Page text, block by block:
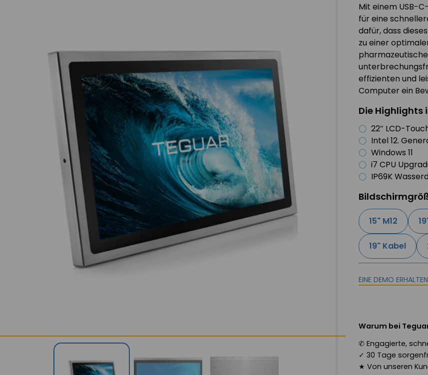
Mit einem USB-
für eine
dafür, dass
zu einer
effizienten und
Computer ein
Die Highlights
22″ LCD-
Intel 12.
Windows 11
i7 CPU
IP69K
15" M12
19" Kabel
EINE DEMO ERHALTEN
Warum bei
✆ Engagierte,
✓ 30 Tage
★ Von unseren